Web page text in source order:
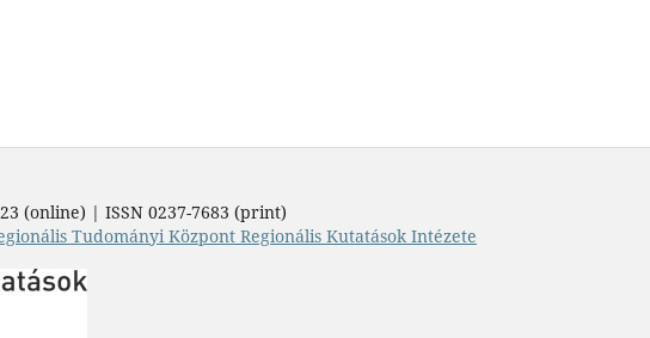
(online) | ISSN 0237-7683 (print)
Tudományi Központ Regionális Kutatások Intézete